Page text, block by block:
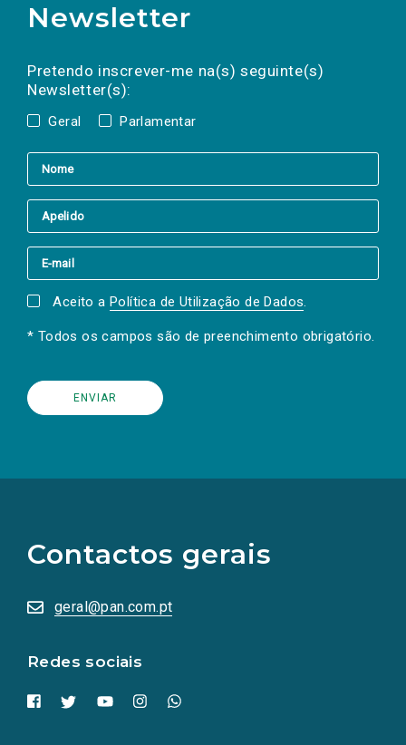
Newsletter
Pretendo inscrever-me na(s) seguinte(s)
Newsletter(s):
Geral Parlamentar
a(s) newsletter(s).
mail
Aceito a Política de Utilização de Dados.
* Todos os campos são de preenchimento obrigatório.
Contactos gerais
geral@pan.com.pt
Redes sociais
redes
sociais
numa
nova